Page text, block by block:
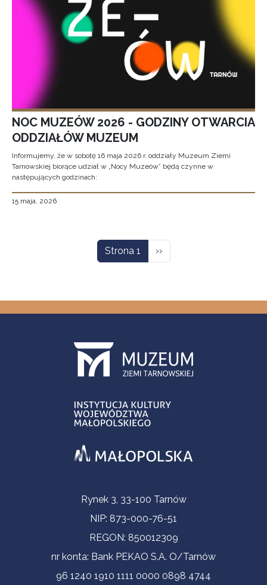
NOC MUZEÓW 2026 - GODZINY OTWARCIA
ODDZIAŁÓW MUZEUM
Informujemy, że w sobotę 16 maja 2026 r. oddziały Muzeum Ziemi
Tarnowskiej biorące udział w „Nocy Muzeów” będą czynne w
następujących godzinach:
15 maja, 2026
Strona 1 Następna strona
››
Informacje kontaktoweRynek 3, 33-100 Tarnów
NIP: 873-000-76-51
REGON: 850012309
nr konta: Bank PEKAO S.A. O/Tarnów
96 1240 1910 1111 0000 0898 4744